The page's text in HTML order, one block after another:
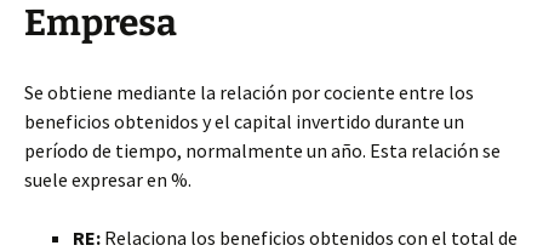
Empresa
Se obtiene mediante la relación por cociente entre los
beneficios obtenidos y el capital invertido durante un
período de tiempo, normalmente un año. Esta relación se
suele expresar en %.
RE: Relaciona los beneficios obtenidos con el total de